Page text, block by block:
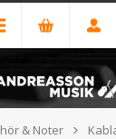
& Noter